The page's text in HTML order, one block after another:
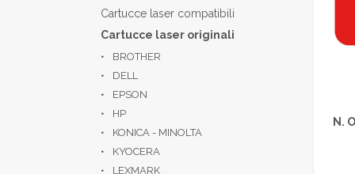
Cartucce laser compatibili
Cartucce laser originali
BROTHER
DELL
EPSON
HP
KONICA - MINOLTA
KYOCERA
LEXMARK
N.